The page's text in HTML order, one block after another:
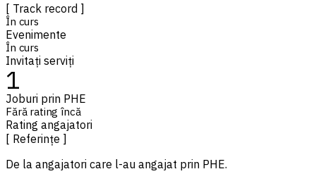
[ Track record ]
În curs
Evenimente
În curs
Invitați serviți
1
Joburi prin PHE
Fără rating încă
Rating angajatori
[ Referințe ]
De la angajatori care l-au angajat prin PHE.